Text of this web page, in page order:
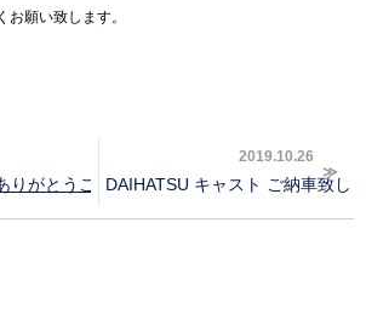
お願い致します。
りがとうございました‼︎
2019.10.26
DAIHATSU キャスト ご納車致し